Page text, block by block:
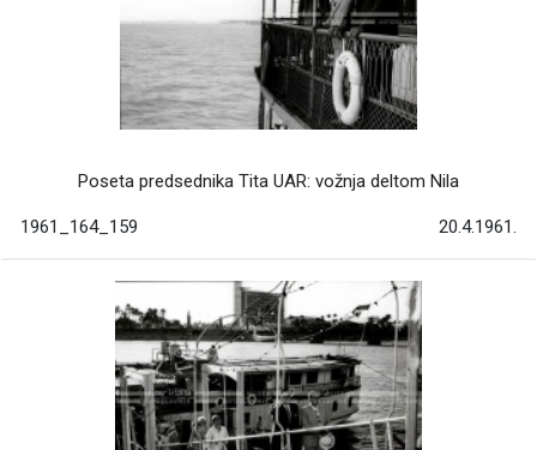
Poseta predsednika Tita UAR: vožnja deltom Nila
1961_164_159 20.4.1961.